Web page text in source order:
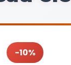
-10%